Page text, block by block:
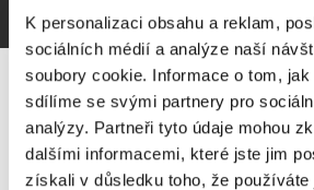
K personalizaci obsahu a reklam,
sociálních médií a analýze naší
soubory cookie. Informace o tom,
sdílíme se svými partnery pro
analýzy. Partneři tyto údaje mohou
dalšími informacemi, které jste jim
získali v důsledku toho, že používáte
MOVIT Hrazda do dveří